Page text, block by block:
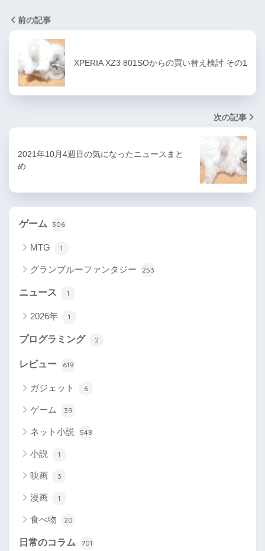
前の記事
XPERIA XZ3 801SOからの買い替え検討 その1
次の記事
2021年10月4週目の気になったニュースまと
め
ゲーム 306
MTG 1
グランブルーファンタジー 253
ニュース 1
2026年 1
プログラミング 2
レビュー 619
ガジェット 6
ゲーム 39
ネット小説 548
小説 1
映画 3
漫画 1
食べ物 20
日常のコラム 701